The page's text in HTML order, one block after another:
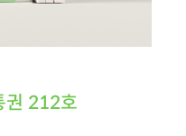
권 212호